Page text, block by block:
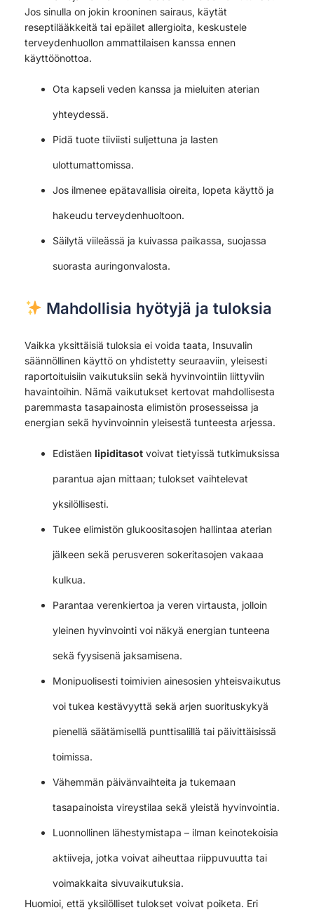
Jos sinulla on jokin krooninen sairaus, käytät
reseptilääkkeitä tai epäilet allergioita, keskustele
terveydenhuollon ammattilaisen kanssa ennen
käyttöönottoa.
Ota kapseli veden kanssa ja mieluiten aterian
yhteydessä.
Pidä tuote tiiviisti suljettuna ja lasten
ulottumattomissa.
Jos ilmenee epätavallisia oireita, lopeta käyttö ja
hakeudu terveydenhuoltoon.
Säilytä viileässä ja kuivassa paikassa, suojassa
suorasta auringonvalosta.
Mahdollisia hyötyjä ja tuloksia
Vaikka yksittäisiä tuloksia ei voida taata, Insuvalin
säännöllinen käyttö on yhdistetty seuraaviin, yleisesti
raportoituisiin vaikutuksiin sekä hyvinvointiin liittyviin
havaintoihin. Nämä vaikutukset kertovat mahdollisesta
paremmasta tasapainosta elimistön prosesseissa ja
energian sekä hyvinvoinnin yleisestä tunteesta arjessa.
Edistäen lipiditasot voivat tietyissä tutkimuksissa
parantua ajan mittaan; tulokset vaihtelevat
yksilöllisesti.
Tukee elimistön glukoositasojen hallintaa aterian
jälkeen sekä perusveren sokeritasojen vakaaa
kulkua.
Parantaa verenkiertoa ja veren virtausta, jolloin
yleinen hyvinvointi voi näkyä energian tunteena
sekä fyysisenä jaksamisena.
Monipuolisesti toimivien ainesosien yhteisvaikutus
voi tukea kestävyyttä sekä arjen suorituskykyä
pienellä säätämisellä punttisalillä tai päivittäisissä
toimissa.
Vähemmän päivänvaihteita ja tukemaan
tasapainoista vireystilaa sekä yleistä hyvinvointia.
Luonnollinen lähestymistapa – ilman keinotekoisia
aktiiveja, jotka voivat aiheuttaa riippuvuutta tai
voimakkaita sivuvaikutuksia.
Huomioi, että yksilölliset tulokset voivat poiketa. Eri